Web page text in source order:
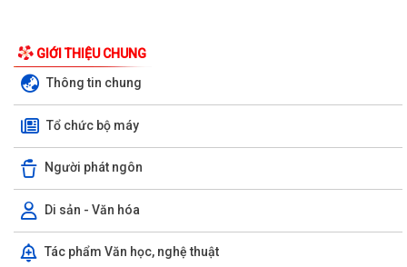
GIỚI THIỆU CHUNG
Thông tin chung
Tổ chức bộ máy
Người phát ngôn
Di sản - Văn hóa
Tác phẩm Văn học, nghệ thuật